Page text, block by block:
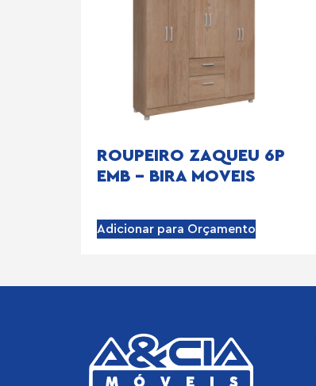
ROUPEIRO ZAQUEU 6P
EMB – BIRA MOVEIS
Adicionar para Orçamento